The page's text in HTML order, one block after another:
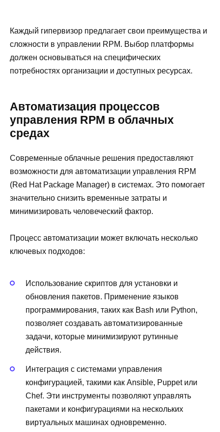
Каждый гипервизор предлагает свои преимущества и
сложности в управлении RPM. Выбор платформы
должен основываться на специфических
потребностях организации и доступных ресурсах.
Автоматизация процессов
управления RPM в облачных
средах
Современные облачные решения предоставляют
возможности для автоматизации управления RPM
(Red Hat Package Manager) в системах. Это помогает
значительно снизить временные затраты и
минимизировать человеческий фактор.
Процесс автоматизации может включать несколько
ключевых подходов:
Использование скриптов для установки и
обновления пакетов. Применение языков
программирования, таких как Bash или Python,
позволяет создавать автоматизированные
задачи, которые минимизируют рутинные
действия.
Интеграция с системами управления
конфигурацией, такими как Ansible, Puppet или
Chef. Эти инструменты позволяют управлять
пакетами и конфигурациями на нескольких
виртуальных машинах одновременно.